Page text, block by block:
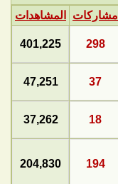
مشاركات
المشاهدات
298
401,225
37
47,251
18
37,262
194
204,830